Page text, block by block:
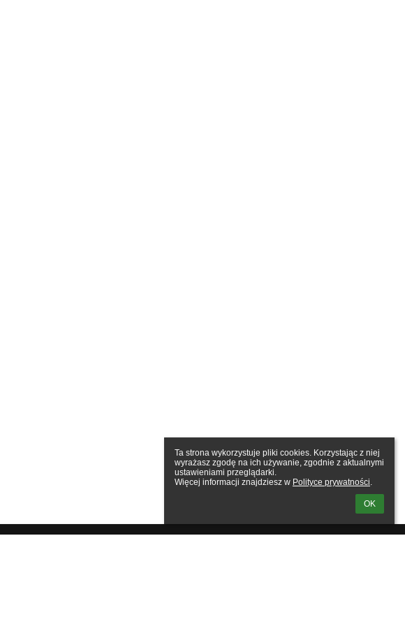
Ta strona wykorzystuje pliki cookies. Korzystając z niej
wyrażasz zgodę na ich używanie, zgodnie z aktualnymi
ustawieniami przeglądarki.
Więcej informacji znajdziesz w Polityce prywatności.
OK